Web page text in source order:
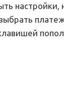
настройки,